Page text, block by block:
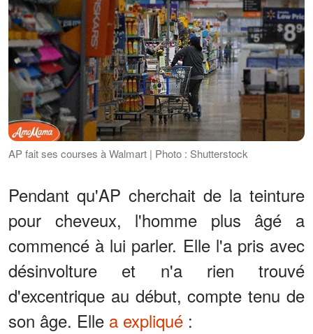
AP fait ses courses à Walmart | Photo : Shutterstock
Pendant qu'AP cherchait de la teinture
pour cheveux, l'homme plus âgé a
commencé à lui parler. Elle l'a pris avec
désinvolture et n'a rien trouvé
d'excentrique au début, compte tenu de
son âge. Elle a expliqué :